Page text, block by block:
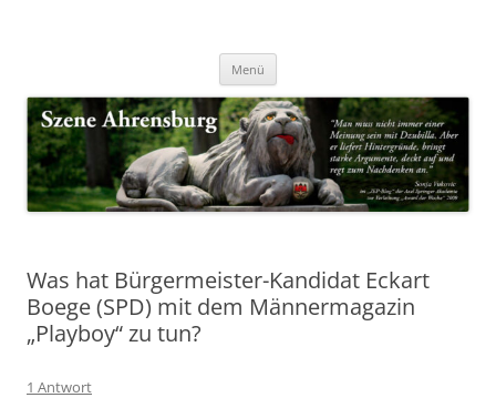
Szene Ahrensburg
Menü
Was hat Bürgermeister-Kandidat Eckart
Boege (SPD) mit dem Männermagazin
„Playboy“ zu tun?
1 Antwort